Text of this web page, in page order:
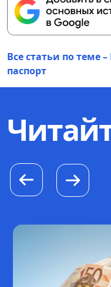
Все статьи по теме
паспорт